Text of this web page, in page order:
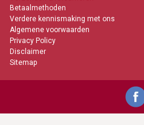
aansteken van Kerst kaarsen. Je
allemaal beschikbaar zijn. Ga er
persoonlijke keuze.
Kerst kaarsen
Snelle levering
Persoonlijk advies indien
Betaalmethoden
Verdere kennismaking met ons
Algemene voorwaarden
Privacy Policy
Disclaimer
Sitemap